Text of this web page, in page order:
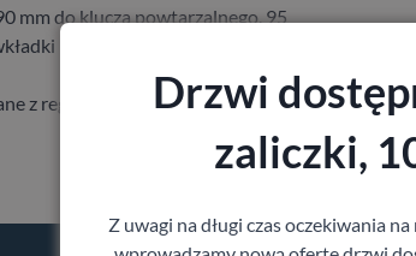
mm do klucza powtarzalnego, 95
patentowej (w wersji
z regulacją 3D (w wersji
Drzwi
zaliczki,
Z uwagi na długi czas oczekiwania